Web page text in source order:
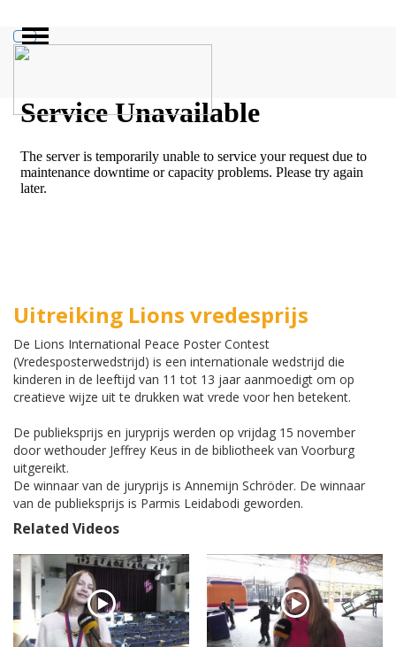
Uitreiking Lions vredesprijs
De Lions International Peace Poster Contest
(Vredesposterwedstrijd) is een internationale wedstrijd die
kinderen in de leeftijd van 11 tot 13 jaar aanmoedigt om op
creatieve wijze uit te drukken wat vrede voor hen betekent.
De publieksprijs en juryprijs werden op vrijdag 15 november
door wethouder Jeffrey Keus in de bibliotheek van Voorburg
uitgereikt.
De winnaar van de juryprijs is Annemijn Schröder. De winnaar
van de publieksprijs is Parmis Leidabodi geworden.
Related Videos